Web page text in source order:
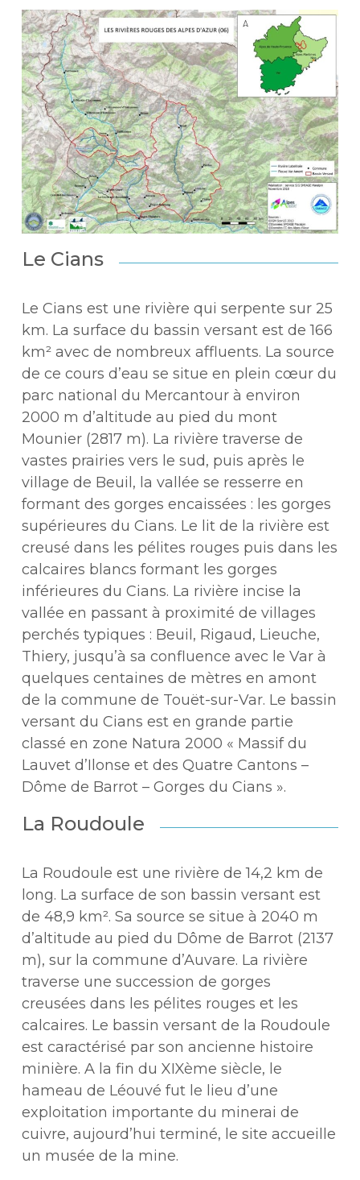
Le Cians
Le Cians est une rivière qui serpente sur 25
km. La surface du bassin versant est de 166
km² avec de nombreux affluents. La source
de ce cours d’eau se situe en plein cœur du
parc national du Mercantour à environ
2000 m d’altitude au pied du mont
Mounier (2817 m). La rivière traverse de
vastes prairies vers le sud, puis après le
village de Beuil, la vallée se resserre en
formant des gorges encaissées : les gorges
supérieures du Cians. Le lit de la rivière est
creusé dans les pélites rouges puis dans les
calcaires blancs formant les gorges
inférieures du Cians. La rivière incise la
vallée en passant à proximité de villages
perchés typiques : Beuil, Rigaud, Lieuche,
Thiery, jusqu’à sa confluence avec le Var à
quelques centaines de mètres en amont
de la commune de Touët-sur-Var. Le bassin
versant du Cians est en grande partie
classé en zone Natura 2000 « Massif du
Lauvet d’Ilonse et des Quatre Cantons –
Dôme de Barrot – Gorges du Cians ».
La Roudoule
La Roudoule est une rivière de 14,2 km de
long. La surface de son bassin versant est
de 48,9 km². Sa source se situe à 2040 m
d’altitude au pied du Dôme de Barrot (2137
m), sur la commune d’Auvare. La rivière
traverse une succession de gorges
creusées dans les pélites rouges et les
calcaires. Le bassin versant de la Roudoule
est caractérisé par son ancienne histoire
minière. A la fin du XIXème siècle, le
hameau de Léouvé fut le lieu d’une
exploitation importante du minerai de
cuivre, aujourd’hui terminé, le site accueille
un musée de la mine.